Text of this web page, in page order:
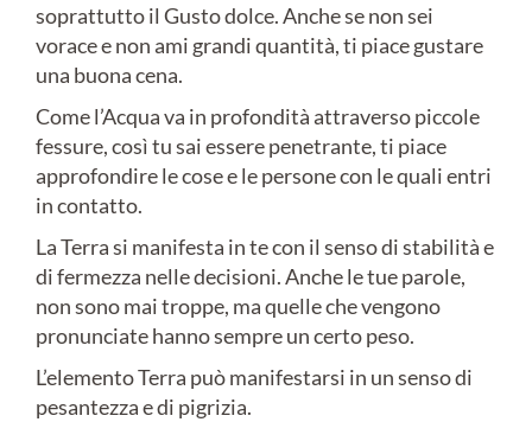
soprattutto il Gusto dolce. Anche se non sei
vorace e non ami grandi quantità, ti piace gustare
una buona cena.
Come l’Acqua va in profondità attraverso piccole
fessure, così tu sai essere penetrante, ti piace
approfondire le cose e le persone con le quali entri
in contatto.
La Terra si manifesta in te con il senso di stabilità e
di fermezza nelle decisioni. Anche le tue parole,
non sono mai troppe, ma quelle che vengono
pronunciate hanno sempre un certo peso.
L’elemento Terra può manifestarsi in un senso di
pesantezza e di pigrizia.